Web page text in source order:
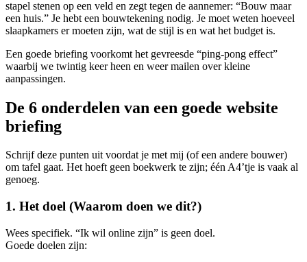
stapel stenen op een veld en zegt tegen de aannemer: “Bouw maar
een huis.” Je hebt een bouwtekening nodig. Je moet weten hoeveel
slaapkamers er moeten zijn, wat de stijl is en wat het budget is.
Een goede briefing voorkomt het gevreesde “ping-pong effect”
waarbij we twintig keer heen en weer mailen over kleine
aanpassingen.
De 6 onderdelen van een goede website
briefing
Schrijf deze punten uit voordat je met mij (of een andere bouwer)
om tafel gaat. Het hoeft geen boekwerk te zijn; één A4’tje is vaak al
genoeg.
1. Het doel (Waarom doen we dit?)
Wees specifiek. “Ik wil online zijn” is geen doel.
Goede doelen zijn: